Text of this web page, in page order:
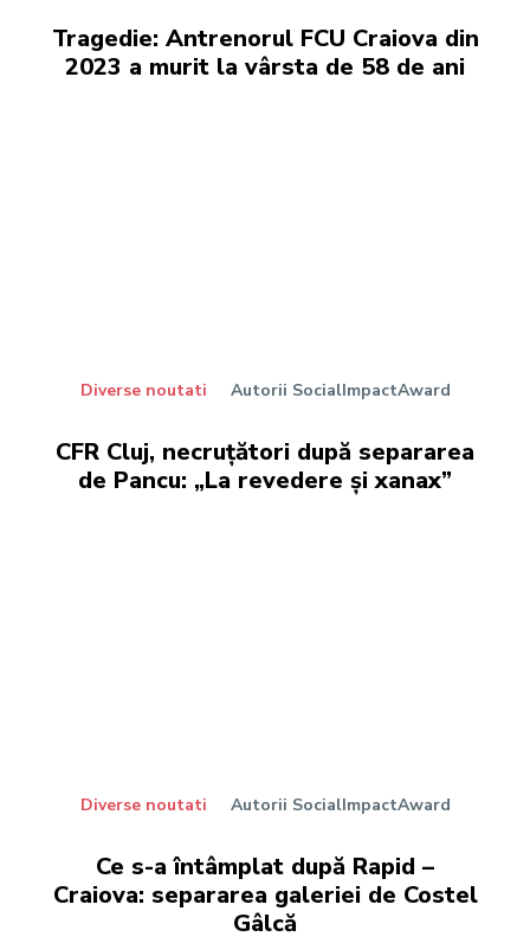
Tragedie: Antrenorul FCU Craiova din
2023 a murit la vârsta de 58 de ani
Diverse noutati Autorii SocialImpactAward
CFR Cluj, necruțători după separarea
de Pancu: „La revedere și xanax”
Diverse noutati Autorii SocialImpactAward
Ce s-a întâmplat după Rapid –
Craiova: separarea galeriei de Costel
Gâlcă